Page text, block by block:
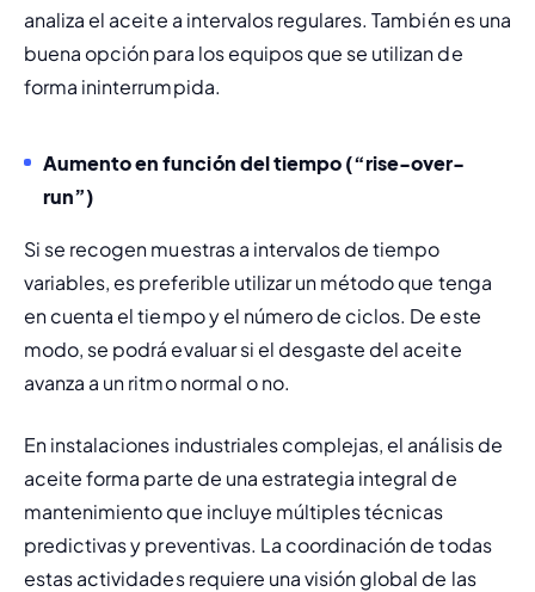
analiza el aceite a intervalos regulares. También es una
buena opción para los equipos que se utilizan de
forma ininterrumpida.
Aumento en función del tiempo (“rise-over-
run”)
Si se recogen muestras a intervalos de tiempo
variables, es preferible utilizar un método que tenga
en cuenta el tiempo y el número de ciclos. De este
modo, se podrá evaluar si el desgaste del aceite
avanza a un ritmo normal o no.
En instalaciones industriales complejas, el análisis de
aceite forma parte de una estrategia integral de
mantenimiento que incluye múltiples técnicas
predictivas y preventivas. La coordinación de todas
estas actividades requiere una visión global de las